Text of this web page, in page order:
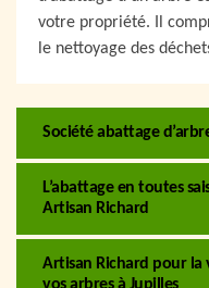
votre propriété. Il
le nettoyage des
Société abattage
L’abattage en toutes
Artisan Richard
Artisan Richard pour la